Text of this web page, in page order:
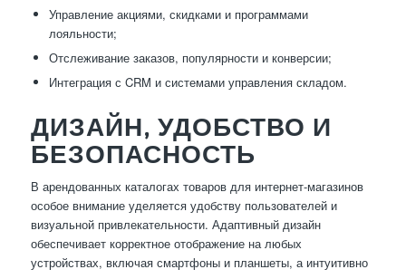
Управление акциями, скидками и программами
лояльности;
Отслеживание заказов, популярности и конверсии;
Интеграция с CRM и системами управления складом.
ДИЗАЙН, УДОБСТВО И
БЕЗОПАСНОСТЬ
В арендованных каталогах товаров для интернет-магазинов
особое внимание уделяется удобству пользователей и
визуальной привлекательности. Адаптивный дизайн
обеспечивает корректное отображение на любых
устройствах, включая смартфоны и планшеты, а интуитивно